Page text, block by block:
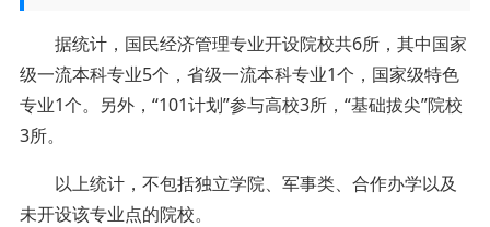
据统计，国民经济管理专业开设院校共6所，其中国家
级一流本科专业5个，省级一流本科专业1个，国家级特色
专业1个。另外，“101计划”参与高校3所，“基础拔尖”院校
3所。
以上统计，不包括独立学院、军事类、合作办学以及
未开设该专业点的院校。